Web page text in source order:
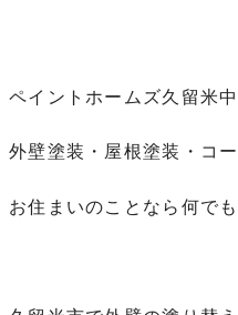
ペイントホームズ久留米中
外壁塗装・屋根塗装・コ
お住まいのことなら何で